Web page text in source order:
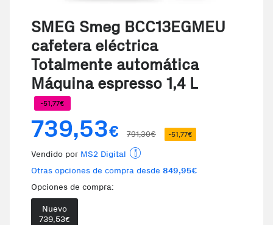
SMEG Smeg BCC13EGMEU
cafetera eléctrica
Totalmente automática
Máquina espresso 1,4 L
-51,77€
739,53€ 791,30€ -51,77€
Vendido por MS2 Digital
Otras opciones de compra desde 849,95€
Opciones de compra:
Nuevo
739,53€